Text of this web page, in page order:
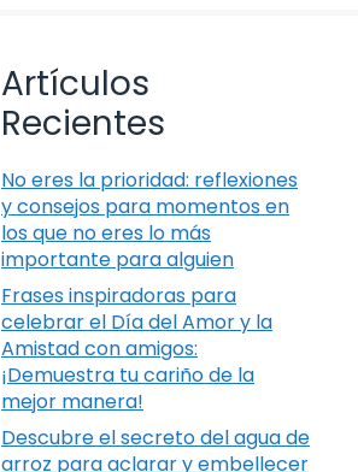
Artículos
Recientes
No eres la prioridad: reflexiones
y consejos para momentos en
los que no eres lo más
importante para alguien
Frases inspiradoras para
celebrar el Día del Amor y la
Amistad con amigos:
¡Demuestra tu cariño de la
mejor manera!
Descubre el secreto del agua de
arroz para aclarar y embellecer